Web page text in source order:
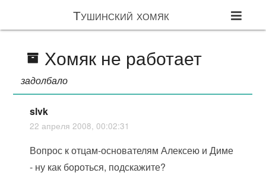
Тушинский хомяк
Хомяк не работает
задолбало
slvk
22 апреля 2008, 00:02:31
Вопрос к отцам-основателям Алексею и Диме
- ну как бороться, подскажите?